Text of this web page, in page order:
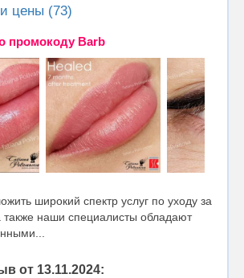
цены (73)
промокоду Barb
широкий спектр услуг по уходу за
наши специалисты обладают
от 13.11.2024: